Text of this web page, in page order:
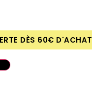
DÈS 60€ D'ACHAT